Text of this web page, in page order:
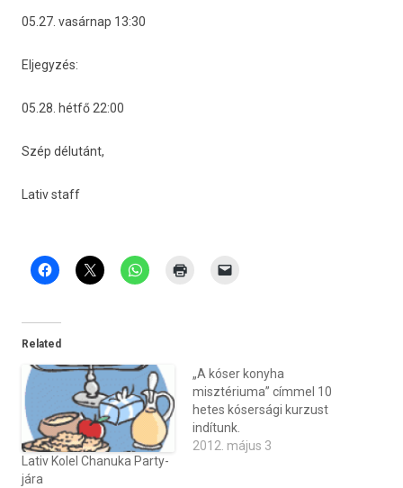
05.27. vasárnap 13:30
El­jegyzés:
05.28. hétfő 22:00
Szép délutánt,
Lativ staff
Related
Lativ Kolel Chanuka Party-
jára
„A kóser konyha
misztériuma” címmel 10
hetes kósersági kurzust
indítunk.
2012. május 3